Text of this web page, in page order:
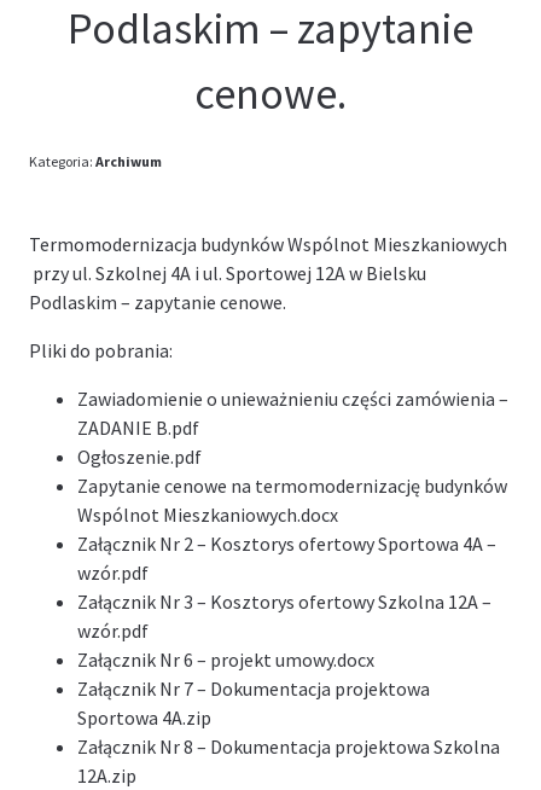
Podlaskim – zapytanie
cenowe.
Kategoria: Archiwum
Termomodernizacja budynków Wspólnot Mieszkaniowych
przy ul. Szkolnej 4A i ul. Sportowej 12A w Bielsku
Podlaskim – zapytanie cenowe.
Pliki do pobrania:
Zawiadomienie o unieważnieniu części zamówienia –
ZADANIE B.pdf
Ogłoszenie.pdf
Zapytanie cenowe na termomodernizację budynków
Wspólnot Mieszkaniowych.docx
Załącznik Nr 2 – Kosztorys ofertowy Sportowa 4A –
wzór.pdf
Załącznik Nr 3 – Kosztorys ofertowy Szkolna 12A –
wzór.pdf
Załącznik Nr 6 – projekt umowy.docx
Załącznik Nr 7 – Dokumentacja projektowa
Sportowa 4A.zip
Załącznik Nr 8 – Dokumentacja projektowa Szkolna
12A.zip